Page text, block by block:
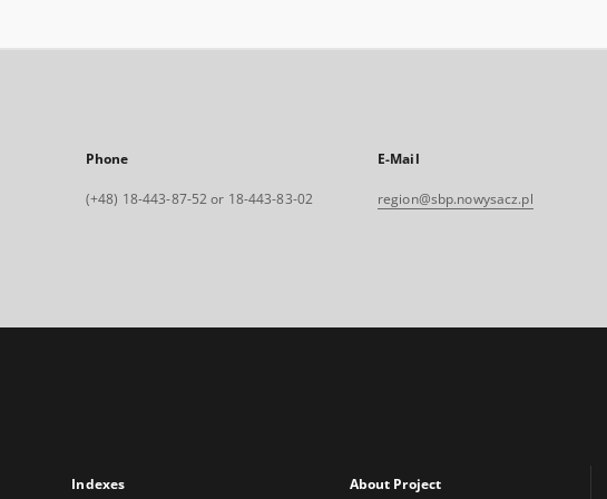
Phone
(+48) 18-443-87-52 or 18-443-83-02
E-Mail
region@sbp.nowysacz.pl
Indexes About Project